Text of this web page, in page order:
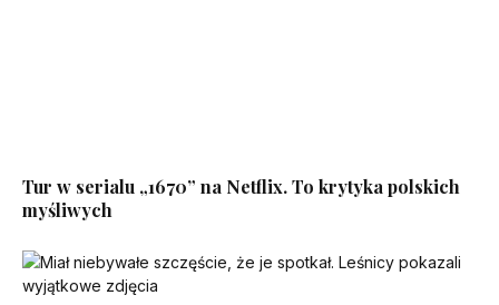
Tur w serialu „1670” na Netflix. To krytyka polskich
myśliwych